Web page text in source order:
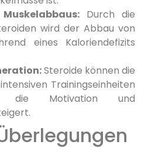
Durch die
wird der Abbau von
eines Kaloriendefizits
Steroide können die
Trainingseinheiten
die Motivation und